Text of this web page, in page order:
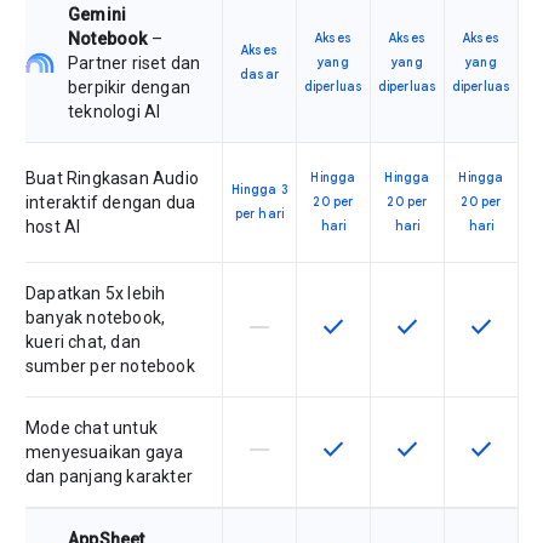
Gemini
Notebook–
Partner riset dan
berpikir dengan
teknologi AI
Akses
dasar
Akses
yang
diperluas
Akses
yang
diperluas
Akses
yang
diperluas
Buat Ringkasan Audio
interaktif dengan dua
host AI
Hingga 3
per hari
Hingga
20 per
hari
Hingga
20 per
hari
Hingga
20 per
hari
Dapatkan 5x lebih
banyak notebook,
kueri chat, dan
sumber per notebook
Fitur ini tidak didukung oleh SKU ini
horizontal_rule Fitur ini tersedia untuk
check Fitur ini tersedia
check Fitur ini
check
Mode chat untuk
menyesuaikan gaya
dan panjang karakter
Fitur ini tidak didukung oleh SKU ini
horizontal_rule Fitur ini tersedia untuk
check Fitur ini tersedia
check Fitur ini
check